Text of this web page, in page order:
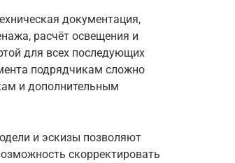
документация,
расчёт освещения и
для всех последующих
подрядчикам сложно
и дополнительным
и эскизы позволяют
скорректировать